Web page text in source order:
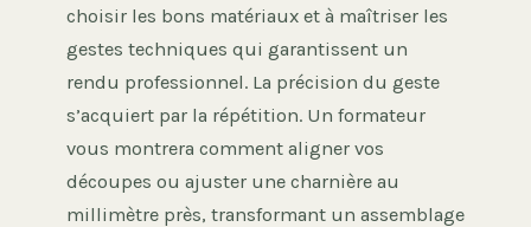
choisir les bons matériaux et à maîtriser les
gestes techniques qui garantissent un
rendu professionnel. La précision du geste
s’acquiert par la répétition. Un formateur
vous montrera comment aligner vos
découpes ou ajuster une charnière au
millimètre près, transformant un assemblage